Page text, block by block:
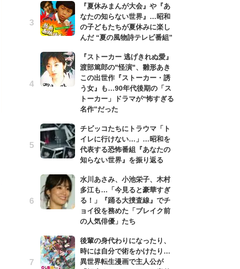
『夏休みまんが大会』や『あ
なたの知らない世界』…昭和
の子どもたちが夏休みに楽し
んだ “夏の風物詩テレビ番組”
『ストーカー 逃げきれぬ愛』
渡部篤郎の"怪演"、雛形あき
この出世作『ストーカー・誘
う女』も…90年代後期の「ス
トーカー」ドラマが“怖すぎる
名作”だった
チビッコたちにトラウマ「ト
イレに行けない…」…昭和を
代表する恐怖番組『あなたの
知らない世界』を振り返る
水川あさみ、小池栄子、木村
多江も…「今見ると豪華すぎ
る！」『踊る大捜査線』でチ
ョイ役を務めた「ブレイク前
の人気俳優」たち
後輩の身代わりになったり、
時には自分で術をかけたり…
異世界転生漫画で主人公が